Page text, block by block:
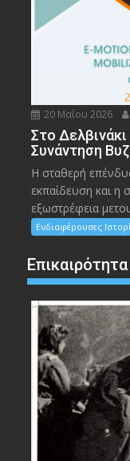
20 Μαΐου 2026
Στο
Συνάντηση
Η σταθερή
εκπαίδευση και η
εξωστρέφεια
Ενδιαφέρουσες
Επικαιρότητα